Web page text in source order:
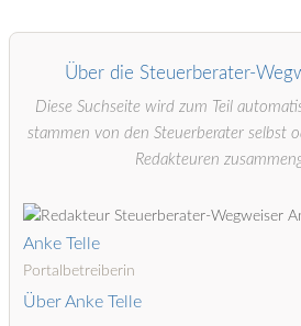
Über die Steuerberater-
Diese Suchseite wird zum Teil
stammen von den Steuerberater selbst
Redakteuren
Anke Telle
Portalbetreiberin
Über Anke Telle